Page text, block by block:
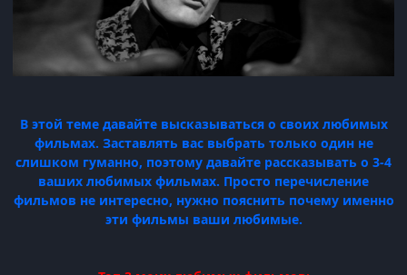
В этой теме давайте высказываться о своих любимых
фильмах. Заставлять вас выбрать только один не
слишком гуманно, поэтому давайте рассказывать о 3-4
ваших любимых фильмах. Просто перечисление
фильмов не интересно, нужно пояснить почему именно
эти фильмы ваши любимые.